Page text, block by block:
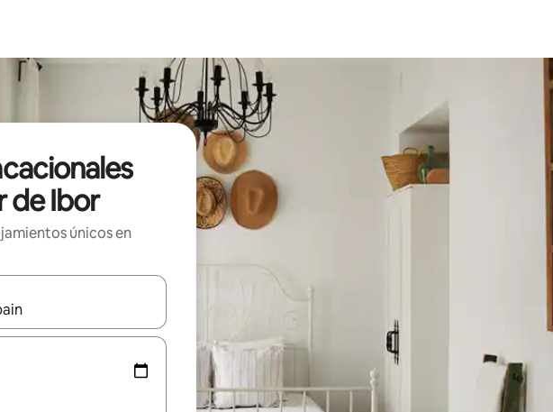
de Ibor
únicos en
disponibles, navega con las teclas de flecha hacia arriba y hacia abajo o explora con el